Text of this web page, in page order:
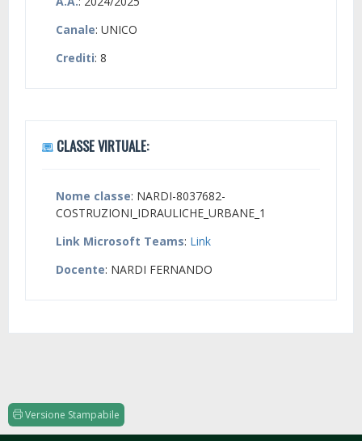
Canale: UNICO
Crediti: 8
CLASSE VIRTUALE:
Nome classe: NARDI-8037682-
COSTRUZIONI_IDRAULICHE_URBANE_1
Link Microsoft Teams: Link
Docente: NARDI FERNANDO
Versione Stampabile